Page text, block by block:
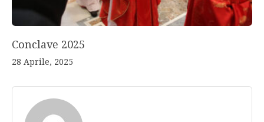
Conclave 2025
28 Aprile, 2025